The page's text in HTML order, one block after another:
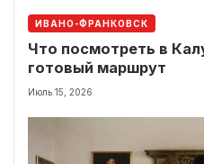
ИВАНО-ФРАНКОВСК
Что посмотреть в
готовый маршрут
Июль 15, 2026